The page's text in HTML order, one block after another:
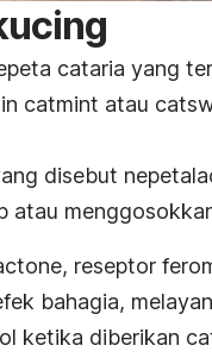
cataria yang
catmint atau
disebut
atau
, reseptor
bahagia,
ketika diberikan